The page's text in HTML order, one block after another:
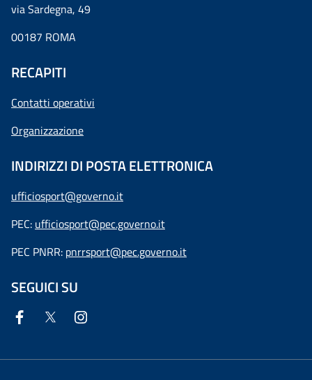
via Sardegna, 49
00187 ROMA
RECAPITI
Contatti operativi
Organizzazione
INDIRIZZI DI POSTA ELETTRONICA
ufficiosport@governo.it
PEC: ufficiosport@pec.governo.it
PEC PNRR: pnrrsport@pec.governo.it
SEGUICI SU